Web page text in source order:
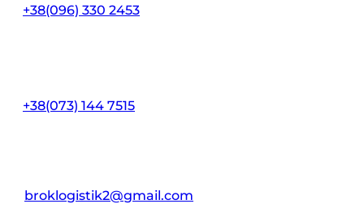
+38(096) 330 2453
+38(073) 144 7515
broklogistik2@gmail.com